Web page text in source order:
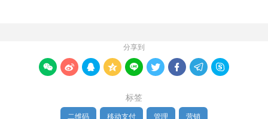
分享到
        
标签
二维码 移动支付 管理 营销